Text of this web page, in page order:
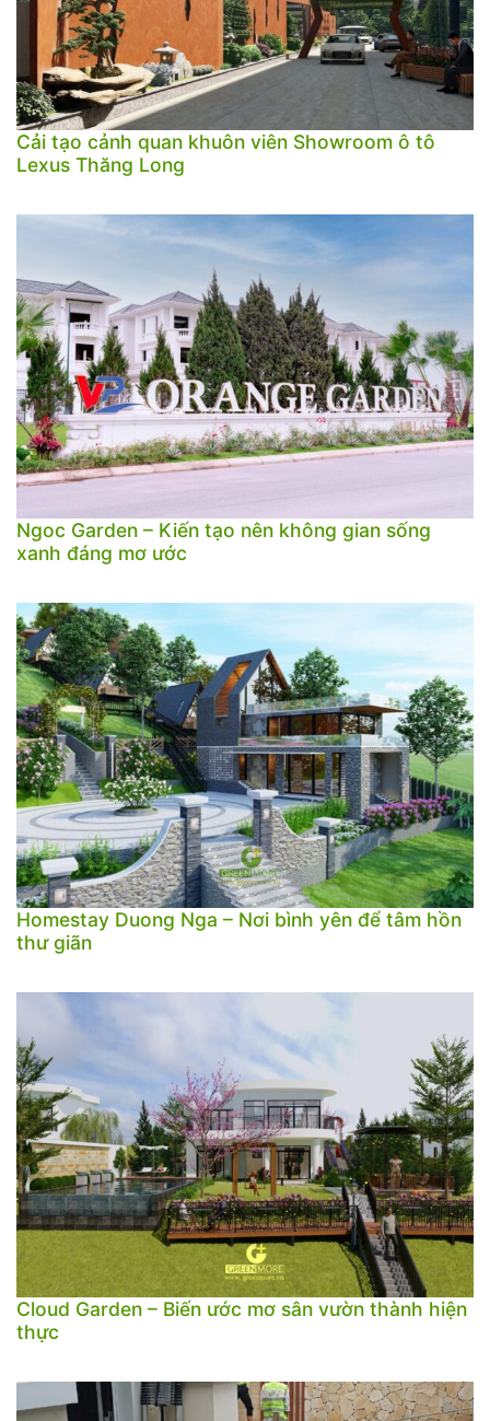
Cải tạo cảnh quan khuôn viên Showroom ô tô
Lexus Thăng Long
Ngoc Garden – Kiến tạo nên không gian sống
xanh đáng mơ ước
Homestay Duong Nga – Nơi bình yên để tâm hồn
thư giãn
Cloud Garden – Biến ước mơ sân vườn thành hiện
thực